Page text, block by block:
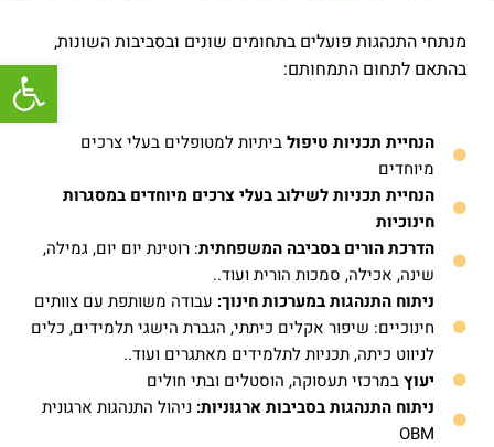
מנתחי התנהגות פועלים בתחומים שונים ובסביבות השונות,
בהתאם לתחום התמחותם:
הנחיית תכניות טיפולביתיות למטופלים בעלי צרכים
מיוחדים
הנחיית תכניות לשילוב בעלי צרכים מיוחדים במסגרות
חינוכיות
הדרכת הורים בסביבה המשפחתית: רוטינת יום יום, גמילה,
שינה, אכילה, סמכות הורית ועוד..
ניתוח התנהגות במערכות חינוך: עבודה משותפת עם צוותים
חינוכיים: שיפור אקלים כיתתי, הגברת הישגי תלמידים, כלים
לניווט כיתה, תכניות לתלמידים מאתגרים ועוד..
יעוץבמרכזי תעסוקה, הוסטלים ובתי חולים
ניתוח התנהגות בסביבות ארגוניות: ניהול התנהגות ארגונית
OBM